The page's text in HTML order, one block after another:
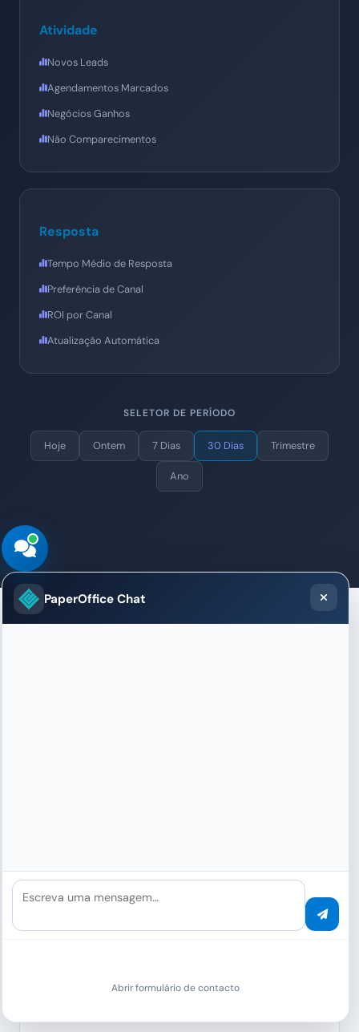
Atividade
Novos Leads
Agendamentos Marcados
Negócios Ganhos
Não Comparecimentos
Resposta
Tempo Médio de Resposta
Preferência de Canal
ROI por Canal
Atualização Automática
SELETOR DE PERÍODO
Hoje Ontem 7 Dias 30 Dias Trimestre
Ano
conversão e previsões de receita – tudo em tempo real.
PaperOffice Chat
Escreva uma mensagem…
Abrir formulário de contacto